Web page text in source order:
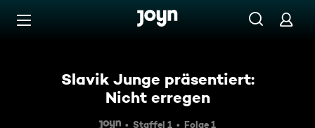
Zum Inhalt springen
Slavik Junge präsentiert:
Nicht erregen
Staffel 1 Folge 1